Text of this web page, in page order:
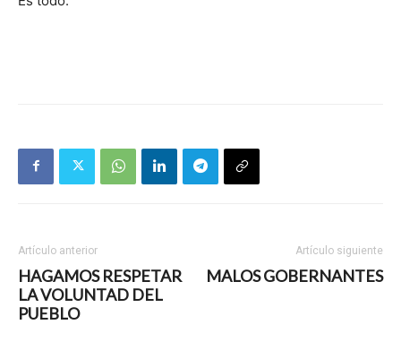
Artículo anterior
HAGAMOS RESPETAR
LA VOLUNTAD DEL
PUEBLO
Artículo siguiente
MALOS GOBERNANTES